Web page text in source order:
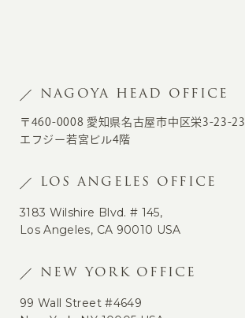
NAGOYA HEAD OFFICE
〒460-0008 愛知県名古屋市中区栄3-23-23
エフジー若宮ビル4階
LOS ANGELES OFFICE
3183 Wilshire Blvd. # 145,
Los Angeles, CA 90010 USA
NEW YORK OFFICE
99 Wall Street #4649